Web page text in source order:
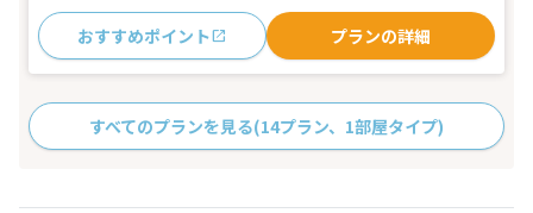
おすすめポイント プランの詳細
すべてのプランを見る(14プラン、1部屋タイプ)